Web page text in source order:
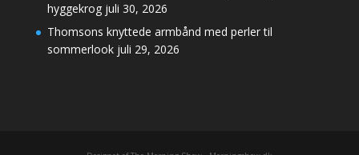
hyggekrog juli 30, 2026
Thomsons knyttede armbånd med perler til
sommerlook juli 29, 2026